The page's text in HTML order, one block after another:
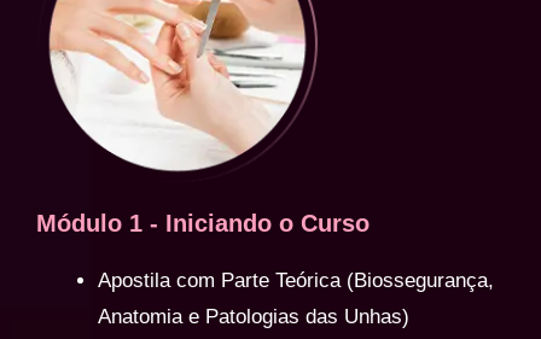
Módulo 1 - Iniciando o Curso
Apostila com Parte Teórica (Biossegurança,
Anatomia e Patologias das Unhas)